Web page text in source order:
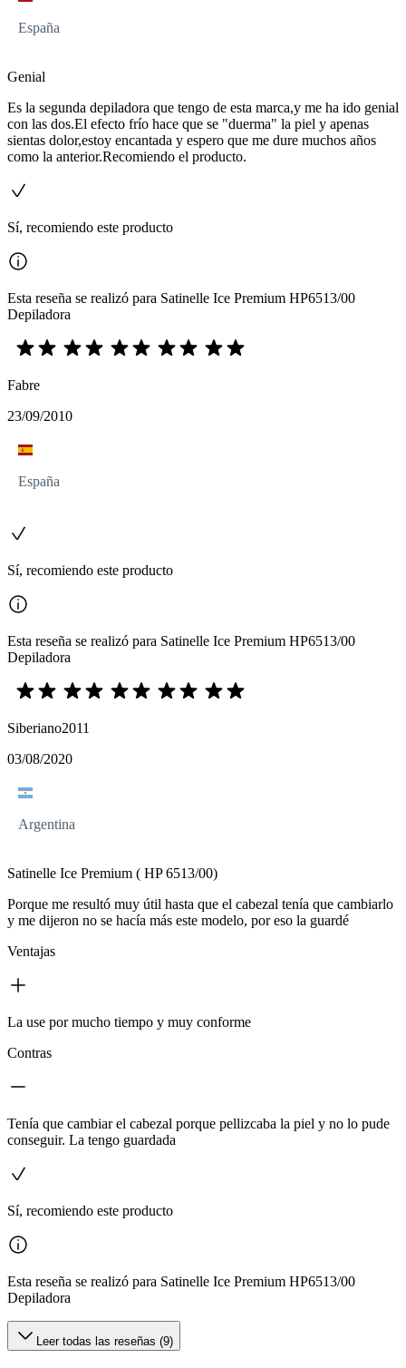
España
Genial
Es la segunda depiladora que tengo de esta marca,y me ha ido genial
con las dos.El efecto frío hace que se "duerma" la piel y apenas
sientas dolor,estoy encantada y espero que me dure muchos años
como la anterior.Recomiendo el producto.
Sí, recomiendo este producto
Esta reseña se realizó para Satinelle Ice Premium HP6513/00
Depiladora
Fabre
23/09/2010
España
Sí, recomiendo este producto
Esta reseña se realizó para Satinelle Ice Premium HP6513/00
Depiladora
Siberiano2011
03/08/2020
Argentina
Satinelle Ice Premium ( HP 6513/00)
Porque me resultó muy útil hasta que el cabezal tenía que cambiarlo
y me dijeron no se hacía más este modelo, por eso la guardé
Ventajas
La use por mucho tiempo y muy conforme
Contras
Tenía que cambiar el cabezal porque pellizcaba la piel y no lo pude
conseguir. La tengo guardada
Sí, recomiendo este producto
Esta reseña se realizó para Satinelle Ice Premium HP6513/00
Depiladora
Leer todas las reseñas (9)